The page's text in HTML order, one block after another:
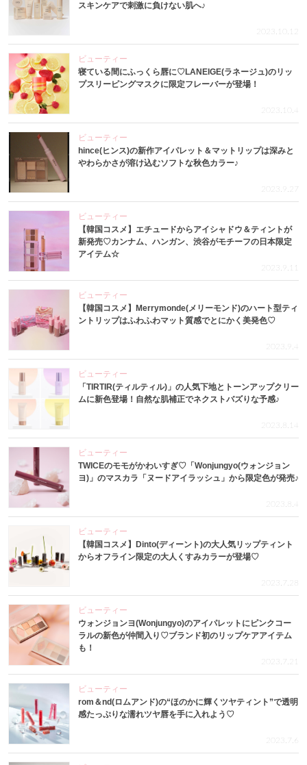
スキンケアで刺激に負けない肌へ♪
2023.10.12
ビューティー
寝ている間にふっくら唇に♡LANEIGE(ラネージュ)のリッ
プスリーピングマスクに限定フレーバーが登場！
2023.10.4
ビューティー
hince(ヒンス)の新作アイパレット＆マットリップは深みと
やわらかさが溶け込むソフトな秋色カラー♪
2023.9.27
ビューティー
【韓国コスメ】エチュードからアイシャドウ＆ティントが
新発売♡カンナム、ハンガン、渋谷がモチーフの日本限定
アイテム☆
2023.9.11
ビューティー
【韓国コスメ】Merrymonde(メリーモンド)のハート型ティ
ントリップはふわふわマット質感でとにかく美発色♡
2023.9.4
ビューティー
「TIRTIR(ティルティル)」の人気下地とトーンアップクリー
ムに新色登場！自然な肌補正でネクストバズりな予感♪
2023.8.14
ビューティー
TWICEのモモがかわいすぎ♡「Wonjungyo(ウォンジョン
ヨ)」のマスカラ「ヌードアイラッシュ」から限定色が発売♪
2023.8.4
ビューティー
【韓国コスメ】Dinto(ディーント)の大人気リップティント
からオフライン限定の大人くすみカラーが登場♡
2023.7.28
ビューティー
ウォンジョンヨ(Wonjungyo)のアイパレットにピンクコー
ラルの新色が仲間入り♡ブランド初のリップケアアイテム
も！
2023.7.21
ビューティー
rom＆nd(ロムアンド)の“ほのかに輝くツヤティント”で透明
感たっぷりな濡れツヤ唇を手に入れよう♡
2023.7.6